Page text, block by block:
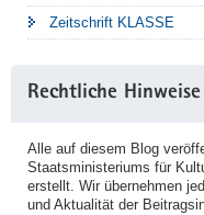
Zeitschrift KLASSE
Rechtliche Hinweise
Alle auf diesem Blog
Staatsministeriums für
erstellt. Wir übernehmen
und Aktualität der